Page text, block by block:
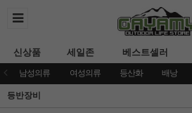
신상품 세일존 베스트셀러
남성의류 여성의류 등산화 배낭
등반장비